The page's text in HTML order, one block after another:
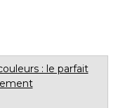
: le parfait